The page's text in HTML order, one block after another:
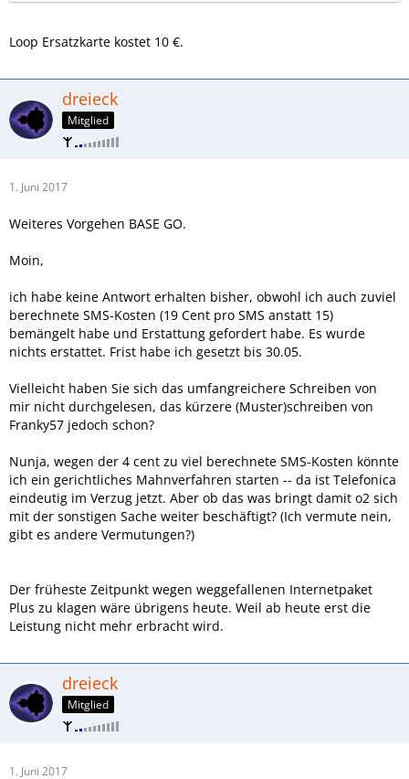
Loop Ersatzkarte kostet 10 €.
dreieck
Mitglied
1. Juni 2017
Weiteres Vorgehen BASE GO.
Moin,
ich habe keine Antwort erhalten bisher, obwohl ich auch zuviel
berechnete SMS-Kosten (19 Cent pro SMS anstatt 15)
bemängelt habe und Erstattung gefordert habe. Es wurde
nichts erstattet. Frist habe ich gesetzt bis 30.05.
Vielleicht haben Sie sich das umfangreichere Schreiben von
mir nicht durchgelesen, das kürzere (Muster)schreiben von
Franky57 jedoch schon?
Nunja, wegen der 4 cent zu viel berechnete SMS-Kosten könnte
ich ein gerichtliches Mahnverfahren starten -- da ist Telefonica
eindeutig im Verzug jetzt. Aber ob das was bringt damit o2 sich
mit der sonstigen Sache weiter beschäftigt? (Ich vermute nein,
gibt es andere Vermutungen?)
Der früheste Zeitpunkt wegen weggefallenen Internetpaket
Plus zu klagen wäre übrigens heute. Weil ab heute erst die
Leistung nicht mehr erbracht wird.
dreieck
Mitglied
1. Juni 2017